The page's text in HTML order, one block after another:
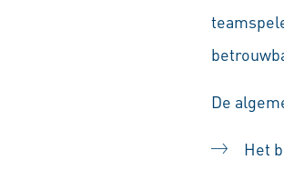
De
Het